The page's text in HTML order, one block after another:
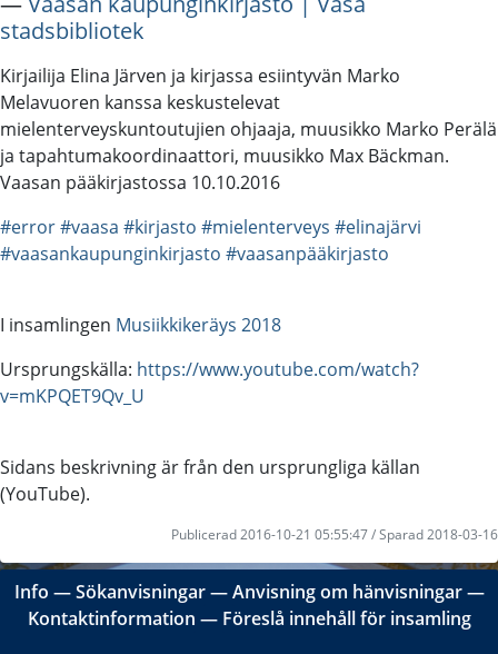
stadsbibliotek
Kirjailija Elina Järven ja kirjassa esiintyvän Marko
Melavuoren kanssa keskustelevat
mielenterveyskuntoutujien ohjaaja, muusikko Marko Perälä
ja tapahtumakoordinaattori, muusikko Max Bäckman.
Vaasan pääkirjastossa 10.10.2016
#error#vaasa #kirjasto #mielenterveys #elinajärvi
#vaasankaupunginkirjasto #vaasanpääkirjasto
I insamlingen Musiikkikeräys 2018
Ursprungskälla: https://www.youtube.com/watch?
v=mKPQET9Qv_U
Sidans beskrivning är från den ursprungliga källan
(YouTube).
Publicerad 2016-10-21 05:55:47 / Sparad 2018-03-16
Info ―Sökanvisningar―Anvisning om hänvisningar―
Kontaktinformation ― Föreslå innehåll för insamling